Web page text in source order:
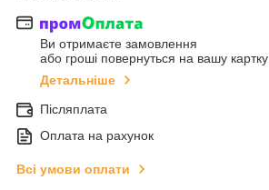
Ви отримаєте замовлення
або гроші повернуться на вашу картку
Детальніше
Післяплата
Оплата на рахунок
Всі умови оплати